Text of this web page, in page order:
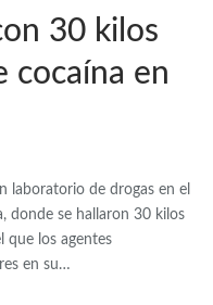
30 kilos
cocaína en
laboratorio de drogas en el
donde se hallaron 30 kilos
que los agentes
en su…